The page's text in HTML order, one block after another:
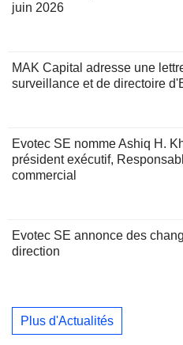
juin 2026
MAK Capital adresse une
surveillance et de directoire
Evotec SE nomme Ashiq H.
président exécutif,
commercial
Evotec SE annonce des
direction
Plus d'Actualités